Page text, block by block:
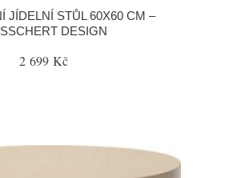
JÍDELNÍ STŮL 60X60 CM –
DESIGN
2 699 Kč